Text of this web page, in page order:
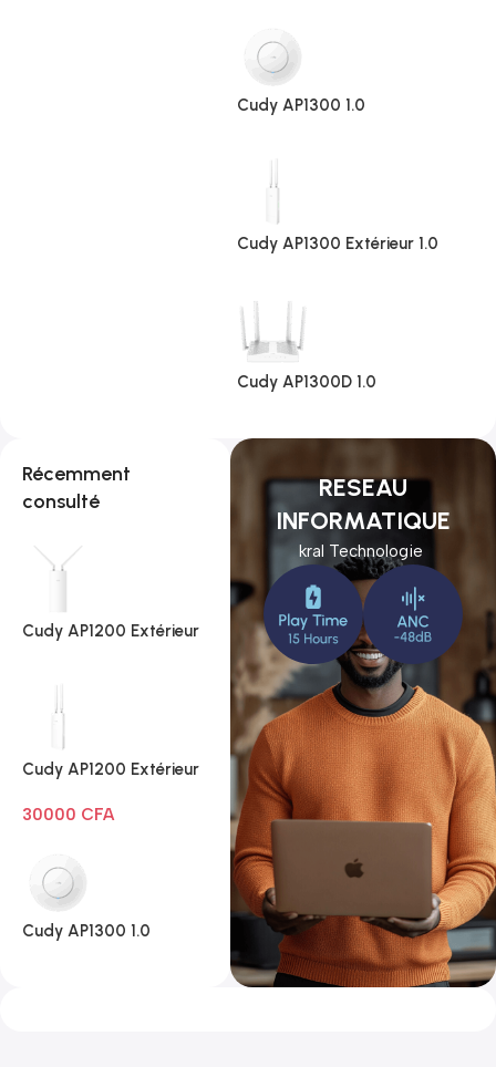
Récemment
consulté
Cudy AP1200 Extérieur
Cudy AP1200 Extérieur
30000 CFA
Cudy AP1300 1.0
RESEAU
INFORMATIQUE
kral Technologie
Cudy AP1300 1.0
Cudy AP1300 Extérieur 1.0
Cudy AP1300D 1.0